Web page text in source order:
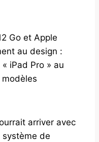
Go et Apple
au design :
« iPad Pro » au
arriver avec
système de